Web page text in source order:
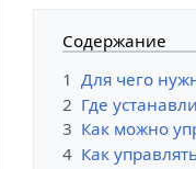
Содержание
1 Для чего
2 Где
3 Как можно
4 Как